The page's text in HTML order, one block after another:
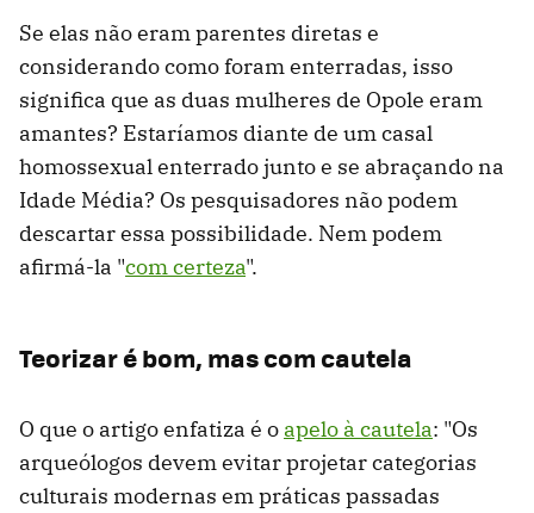
Se elas não eram parentes diretas e
considerando como foram enterradas, isso
significa que as duas mulheres de Opole eram
amantes? Estaríamos diante de um casal
homossexual enterrado junto e se abraçando na
Idade Média? Os pesquisadores não podem
descartar essa possibilidade. Nem podem
afirmá-la "com certeza".
Teorizar é bom, mas com cautela
O que o artigo enfatiza é o apelo à cautela: "Os
arqueólogos devem evitar projetar categorias
culturais modernas em práticas passadas